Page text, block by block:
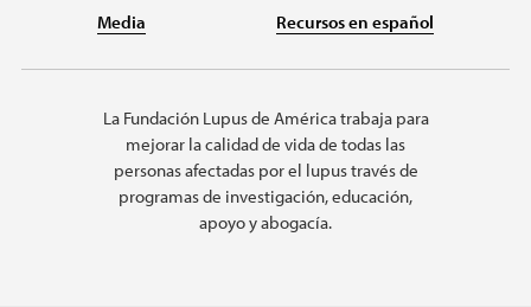
Media Recursos en español
La Fundación Lupus de América trabaja para
mejorar la calidad de vida de todas las
personas afectadas por el lupus través de
programas de investigación, educación,
apoyo y abogacía.